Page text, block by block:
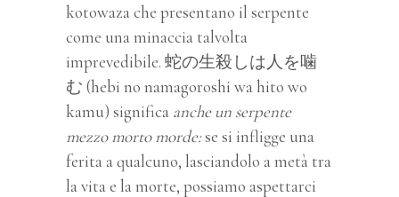
kotowaza che presentano il serpente
come una minaccia talvolta
imprevedibile. 蛇の生殺しは人を噛
む (hebi no namagoroshi wa hito wo
kamu) significa anche un serpente
mezzo morto morde:se si infligge una
ferita a qualcuno, lasciandolo a metà tra
la vita e la morte, possiamo aspettarci